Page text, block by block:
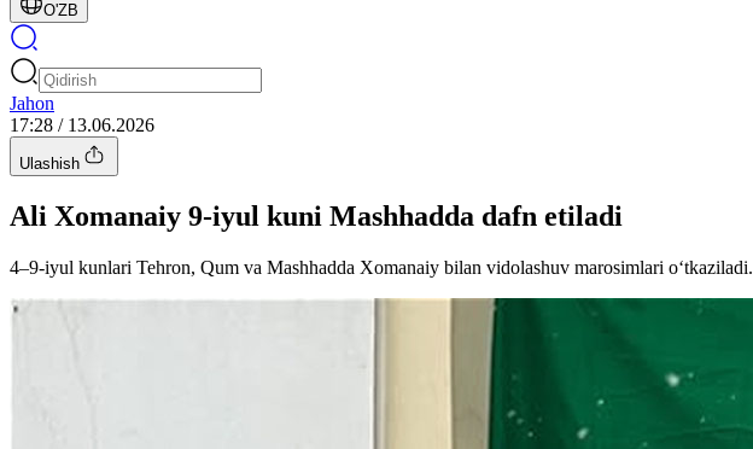
O'ZB
Jahon
17:28 / 13.06.2026
Ulashish
Ali Xomanaiy 9-iyul kuni Mashhadda dafn etiladi
4–9-iyul kunlari Tehron, Qum va Mashhadda Xomanaiy bilan vidolashuv marosimlari o‘tkaziladi.